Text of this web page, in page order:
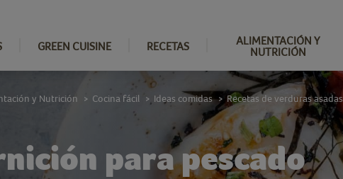
GREEN CUISINE RECETAS
ALIMENTACIÓN Y
NUTRICIÓN
para pescado
y Nutrición > Cocina fácil > Ideas comidas > Recetas de verduras asadas